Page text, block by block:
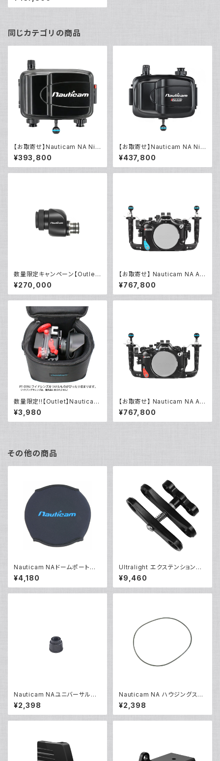
同じカテゴリの商品
【お取寄せ】Nauticam NA Ninj
a V (HDMI2.0/HDMI1.4) [10
453]
¥393,800
【お取寄せ】Nauticam NA Ninj
a V-S (HDMI2.0/HDMI1.4/S
DI) [10508]
¥437,800
数量限定キャンペーン【Outlet/
展示使用品】Nauticam NA ウ
ルトラビューファインダー180 ×
0.8 [21400]
¥270,000
【お取寄せ】 Nauticam NA A7
RVI [10599]
¥767,800
数量限定!!【Outlet】Nauticam
NA ハウジングキャリングバッグ
MS
¥3,980
【お取寄せ】 Nauticam NA A7
V [10594]
¥767,800
その他の商品
Nauticam NAドームポートカ
バー140 [21068]
¥4,180
Ultralight エクステンションク
ランプ [40237]
¥9,460
Nauticam NAユニバーサルオ
プティカルファイバーコネクター
NA [部品]
¥2,398
Nauticam NA ハウジングスペ
アOリング90139 [20865]
¥2,398